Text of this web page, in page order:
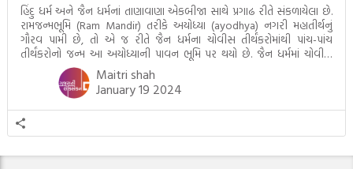
હિંદુ ધર્મ અને જૈન ધર્મનાં તાણાવાણા એકબીજા સાથે પ્રગાઢ રીતે સંકળાયેલા છે.
રામજન્મભૂમિ (Ram Mandir) તરીકે અયોધ્યા (ayodhya) નગરી મહાતીર્થનું
ગૌરવ પામી છે, તો એ જ રીતે જૈન ધર્મના ચોવીસ તીર્થંકરોમાંથી પાંચ-પાંચ
તીર્થંકરોનો જન્મ આ અયોધ્યાની પાવન ભૂમિ પર થયો છે. જૈન ધર્મમાં ચોવીસ
તીર્થંકરોમાંથી પાંચ-પાંચ તીર્થંકરોનાં કલ્યાણકો અહીં આવ્યાં છે. દરેક તીર્થંકરના
જીવનની ચ્યવન(માતાના […]
Maitri shah
January 19 2024